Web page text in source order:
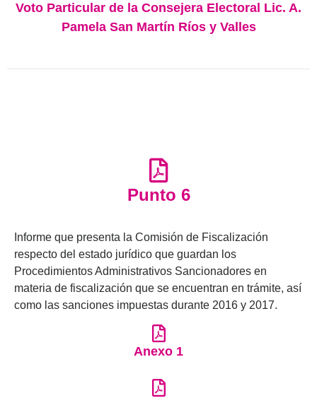
Voto Particular de la Consejera Electoral Lic. A.
Pamela San Martín Ríos y Valles
Punto 6
Informe que presenta la Comisión de Fiscalización
respecto del estado jurídico que guardan los
Procedimientos Administrativos Sancionadores en
materia de fiscalización que se encuentran en trámite, así
como las sanciones impuestas durante 2016 y 2017.
Anexo 1